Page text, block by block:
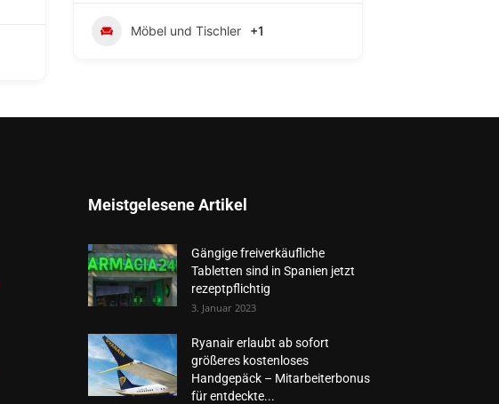
Möbel und Tischler +1
Meistgelesene Artikel
Gängige freiverkäufliche
Tabletten sind in Spanien jetzt
rezeptpflichtig
3. Januar 2023
Ryanair erlaubt ab sofort
größeres kostenloses
Handgepäck – Mitarbeiterbonus
für entdeckte...